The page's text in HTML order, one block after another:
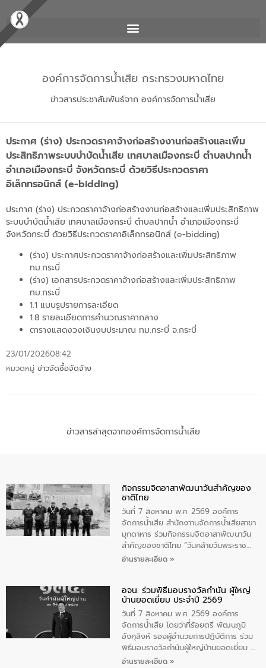
องค์การจัดการน้ำเสีย กระทรวงมหาดไทย
ข่าวสารประชาสัมพันธ์จาก องค์การจัดการน้ำเสีย
ประกาศ (ร่าง) ประกวดราคาจ้างก่อสร้างงานก่อสร้างและเพิ่ม
ประสิทธิภาพระบบบำบัดน้ำเสีย เทศบาลเมืองกระบี่ ตำบลปากน้ำ
อำเภอเมืองกระบี่ จังหวัดกระบี่ ด้วยวิธีประกวดราคา
อิเล็กทรอนิกส์ (e-bidding)
ประกาศ (ร่าง) ประกวดราคาจ้างก่อสร้างงานก่อสร้างและเพิ่มประสิทธิภาพ
ระบบบำบัดน้ำเสีย เทศบาลเมืองกระบี่ ตำบลปากน้ำ อำเภอเมืองกระบี่
จังหวัดกระบี่ ด้วยวิธีประกวดราคาอิเล็กทรอนิกส์ (e-bidding)
(ร่าง) ประกาศประกวดราคาจ้างก่อสร้างและเพิ่มประสิทธิภาพ
ทม.กระบี่
(ร่าง) เอกสารประกวดราคาจ้างก่อสร้างและเพิ่มประสิทธิภาพ
ทม.กระบี่
1.1 แบบรูปรายการละเอียด
1.8 รายละเอียดการคำนวณราคากลาง
ตารางแสดงวงเงินงบประมาณ ทม.กระบี่ จ.กระบี่
23/01/202608:42
หมวดหมู่ ข่าวจัดซื้อจัดจ้าง
ข่าวสารล่าสุดจากองค์การจัดการน้ำเสีย
กิจกรรมจิตอาสาพัฒนาวันสําคัญของ
ชาติไทย
วันที่ 7 สิงหาคม พ.ศ. 2569 องค์การ
จัดการน้ำเสีย สำนักงาานจัดการน้ำเสียสาขา
มุกดาหาร ร่วมกิจกรรมจิตอาสาพัฒนาวัน
สําคัญของชาติไทย “วันคล้ายวันพระราช
สมภพ สมเด็จพระนางเจ้าสิริกิติ์พระบรม
ทิพย์คำ รองผู้ว่าราชการจังหวัดมุกดาหาร
เป็นประธานในพิธี ณ เรือนจําชั่วคราวนาโสก
ตําบลนาโสก อําเภอเมืองมุกดาหาร จังหวัด
มุกดาหาร โดยในกิจกรรมได้ร่วมปลูกป่า และ
ทําความสะอาดภายในบริเวณ จัดกิจกรรม
เพื่อถวายเป็นพระราชกุศล สมเด็จพระนาง
เจ้าสิริกิติ์พระบรมราชินีนาถ พระบรมราช
อ่านรายละเอียด »
อจน. ร่วมพิธีมอบรางวัลกำนัน ผู้ใหญ่
บ้านยอดเยี่ยม ประจำปี 2569
วันที่ 7 สิงหาคม พ.ศ. 2569 องค์การ
จัดการน้ำเสีย โดยว่าที่ร้อยตรี พัฒนภูมิ
อังศุสิงห์ รองผู้อำนวยการปฏิบัติการ ร่วม
พิธีมอบรางวัลกำนันผู้ใหญ่บ้านยอดเยี่ยม ณ
ทำเนียบรัฐบาล โดยมีนายอนุทิน ชาญวีรกูล
อ่านรายละเอียด »